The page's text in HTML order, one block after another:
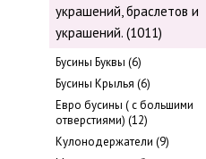
украшений, браслетов и
украшений. (1011)
Бусины Буквы (6)
Бусины Крылья (6)
Евро бусины ( с большими
отверстиями) (12)
Кулонодержатели (9)